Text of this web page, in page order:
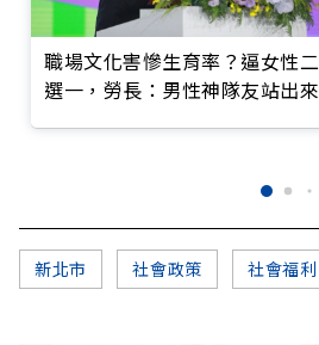
職場文化害慘生育率？逼女性二
選一，勞長：男性神隊友站出來
新北市 社會政策 社會福利